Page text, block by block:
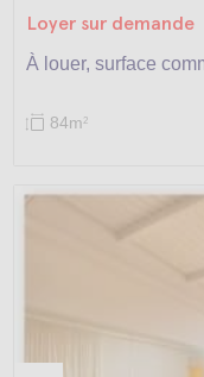
Loyer sur demande
À louer, surface
84m2